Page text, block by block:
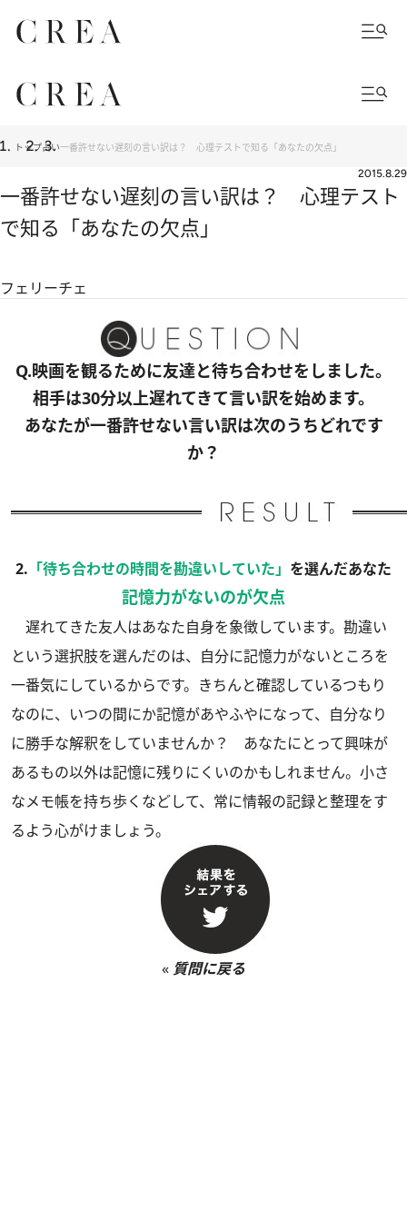
トップ占い一番許せない遅刻の言い訳は？ 心理テストで知る「あなたの欠点」
2015.8.29
一番許せない遅刻の言い訳は？ 心理テスト
で知る「あなたの欠点」
フェリーチェ
Q.映画を観るために友達と待ち合わせをしました。
相手は30分以上遅れてきて言い訳を始めます。
あなたが一番許せない言い訳は次のうちどれです
か？
2. 「待ち合わせの時間を勘違いしていた」 を選んだあなた
記憶力がないのが欠点
遅れてきた友人はあなた自身を象徴しています。勘違い
という選択肢を選んだのは、自分に記憶力がないところを
一番気にしているからです。きちんと確認しているつもり
なのに、いつの間にか記憶があやふやになって、自分なり
に勝手な解釈をしていませんか？ あなたにとって興味が
あるもの以外は記憶に残りにくいのかもしれません。小さ
なメモ帳を持ち歩くなどして、常に情報の記録と整理をす
るよう心がけましょう。
« 質問に戻る